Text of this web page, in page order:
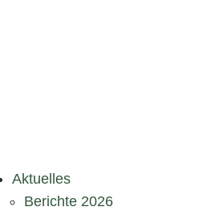
Aktuelles
Berichte 2026